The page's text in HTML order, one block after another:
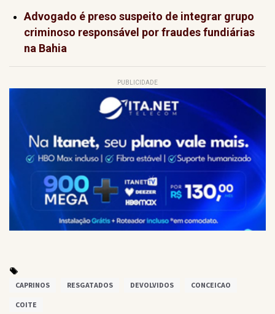
Advogado é preso suspeito de integrar grupo
criminoso responsável por fraudes fundiárias
na Bahia
PUBLICIDADE
CAPRINOS RESGATADOS DEVOLVIDOS CONCEICAO
COITE